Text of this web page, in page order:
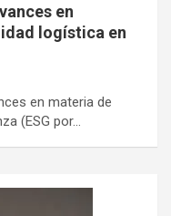
en
logística en
en materia de
(ESG por…